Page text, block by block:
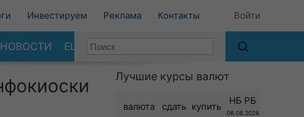
Инвестируем Реклама Контакты Войти
НОВОСТИ ЕЩЕ
Лучшие курсы валют
валюта сдать купить
НБ РБ
06.08.2026